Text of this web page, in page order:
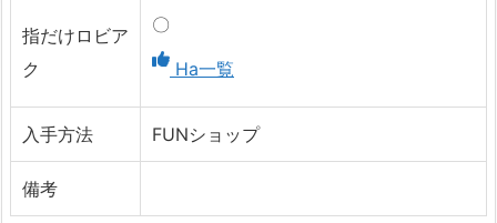
指だけロビア
ク
〇
Ha一覧
入手方法 FUNショップ
備考